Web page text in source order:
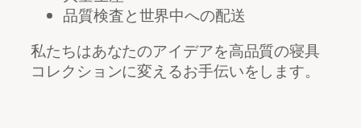
品質検査と世界中への配送
私たちはあなたのアイデアを高品質の寝具
コレクションに変えるお手伝いをします。